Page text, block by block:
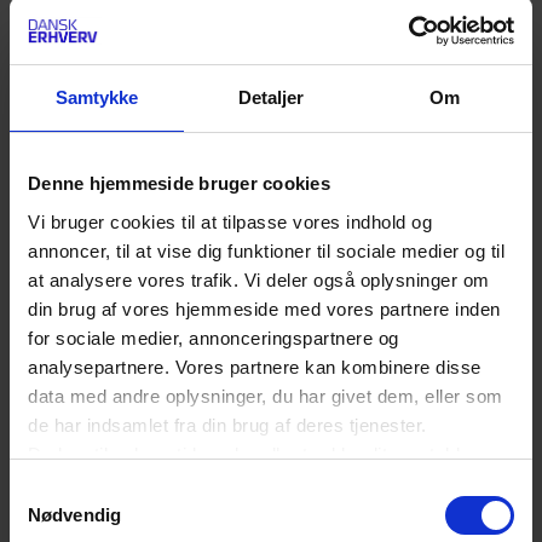
Samtykke Detaljer Om
Denne hjemmeside bruger cookies
Vi bruger cookies til at tilpasse vores indhold og
annoncer, til at vise dig funktioner til sociale medier og til
at analysere vores trafik. Vi deler også oplysninger om
din brug af vores hjemmeside med vores partnere inden
for sociale medier, annonceringspartnere og
analysepartnere. Vores partnere kan kombinere disse
data med andre oplysninger, du har givet dem, eller som
de har indsamlet fra din brug af deres tjenester.
Du kan til enhver tid ændre eller trække dit samtykke
hjørne på websitet.
Nødvendig
Nordic Tours
Borealis DMC - A&K Nordics
En del af Dansk Erhverv
agencies sekretariatsbetjenes i Dansk Erhverv,